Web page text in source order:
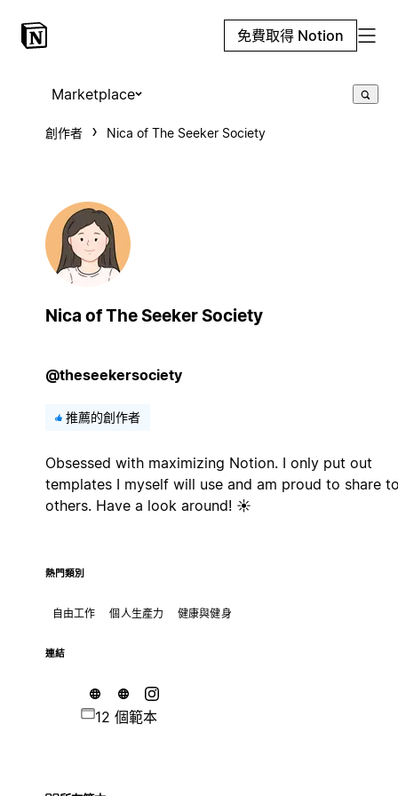
免費取得 Notion
Marketplace
創作者 Nica of The Seeker Society
Nica of The Seeker Society
@theseekersociety
推薦的創作者
Obsessed with maximizing Notion. I only put out
templates I myself will use and am proud to share
others. Have a look around! ☀️
熱門類別
自由工作 個人生產力 健康與健身
連結
12 個範本